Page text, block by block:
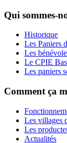
Qui sommes-
Historique
Les Paniers
Les
Le CPIE
Les paniers
Comment ça
Les villages
Les
Actualités